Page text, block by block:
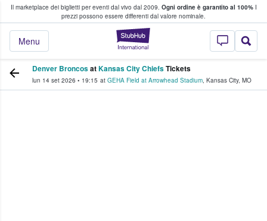
Il marketplace dei biglietti per eventi dal vivo dal 2009. Ogni ordine è garantito al 100%I
prezzi possono essere differenti dal valore nominale.
StubHub - Dove
Menu
fan comprano e vendono biglietti
Denver BroncosatKansas City ChiefsTickets
lun 14 set 2026 • 19:15 at GEHA Field at Arrowhead Stadium, Kansas City, MO